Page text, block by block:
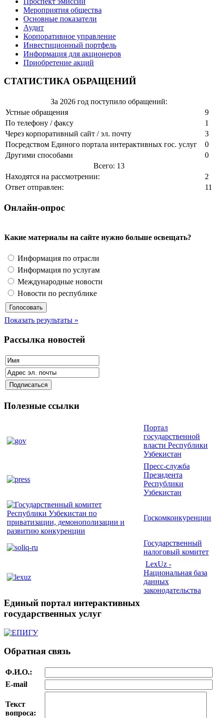
Мероприятия общества
Основные показатели
Аудит
Корпоративное управление
Инвестиционный портфель
Информация для акционеров
Приобретение акций
СТАТИСТИКА ОБРАЩЕНИЙ
За 2026 год поступило обращений:
Устные обращения
9
По телефону / факсу
1
Через корпоративный сайт / эл. почту
3
Посредством Единого портала интерактивных гос. услуг
0
Другими способами
0
Всего: 13
Находятся на рассмотрении:
2
Ответ отправлен:
11
Онлайн-опрос
Какие материалы на сайте нужно больше освещать?
Информация по отрасли
Информация по услугам
Международные новости
Новости по республике
Показать результаты »
Рассылка новостей
Полезные ссылки
Портал
государственной
власти Республики
Узбекистан
Пресс-служба
Президента
Республики
Узбекистан
Госкомконкуренции
Государственный
налоговый комитет
LexUz -
Национальная база
данных
законодательства
Единый портал интерактивных
государственных услуг
Обратная связь
Ф.И.О.:
E-mail
Текст
вопроса: